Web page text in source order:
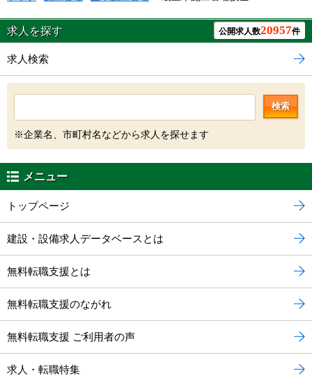
求人を探す 公開求人数20957件
求人検索
検索
※企業名、市町村名などから求人を探せます
メニュー
トップページ
建設・設備求人データベースとは
無料転職支援とは
無料転職支援のながれ
無料転職支援 ご利用者の声
求人・転職特集